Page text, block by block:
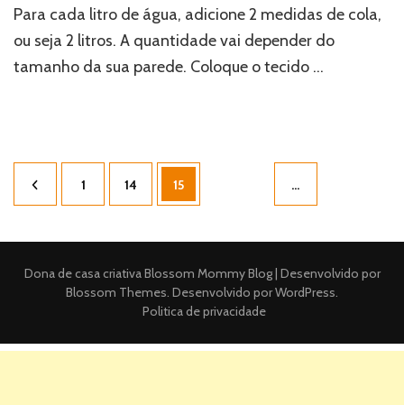
Para cada litro de água, adicione 2 medidas de cola,
ou seja 2 litros. A quantidade vai depender do
tamanho da sua parede. Coloque o tecido …
Paginação
de
Página
1 …
Página
14 Página
15
Dona de casa criativaBlossom Mommy Blog | Desenvolvido por
Blossom Themes. Desenvolvido porWordPress.
Politica de privacidade